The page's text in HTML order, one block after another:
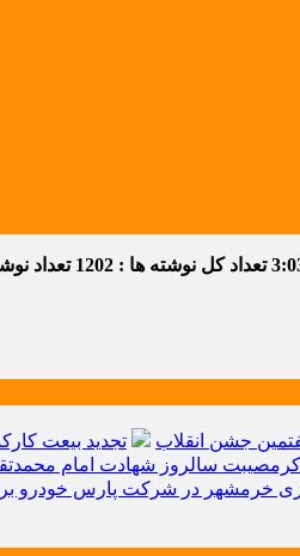
تعداد کل نوشته ها : 1202 تعداد
جشن انقلاب تجدید بیعت
سالروز شهادت امام
خرمشهر در شرکت پارس خودرو